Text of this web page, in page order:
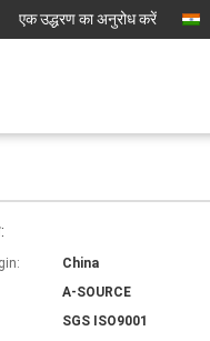
एक उद्धरण का अनुरोध करें
China
A-SOURCE
SGS ISO9001